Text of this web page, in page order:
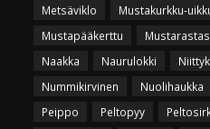
Metsäviklo
Mustakurkku-
Mustapääkerttu
Mustarastas
Naakka
Naurulokki
Nummikirvinen
Nuolihaukka
Peippo
Peltopyy